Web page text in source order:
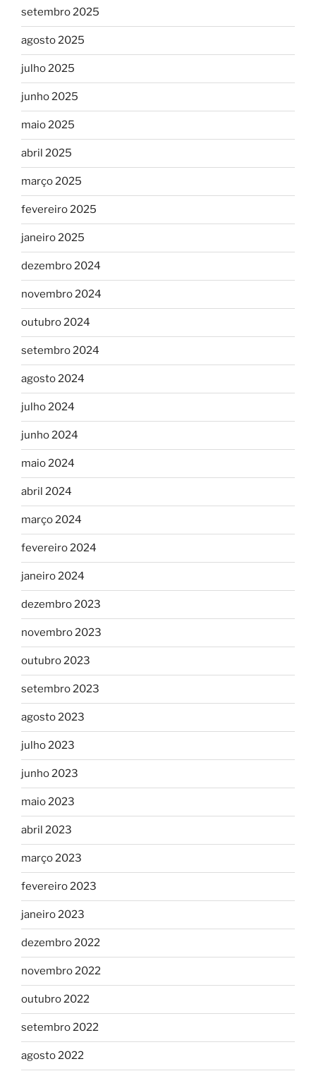
setembro 2025
agosto 2025
julho 2025
junho 2025
maio 2025
abril 2025
março 2025
fevereiro 2025
janeiro 2025
dezembro 2024
novembro 2024
outubro 2024
setembro 2024
agosto 2024
julho 2024
junho 2024
maio 2024
abril 2024
março 2024
fevereiro 2024
janeiro 2024
dezembro 2023
novembro 2023
outubro 2023
setembro 2023
agosto 2023
julho 2023
junho 2023
maio 2023
abril 2023
março 2023
fevereiro 2023
janeiro 2023
dezembro 2022
novembro 2022
outubro 2022
setembro 2022
agosto 2022